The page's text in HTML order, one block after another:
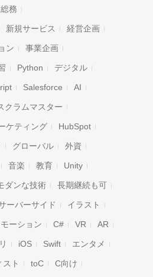
総務
新規サービス 経営企画
ン 事業企画
Python デジタル
Salesforce AI
クラムマスター
ケティング HubSpot
グローバル 外資
音楽 教育 Unity
ダンな技術 長期継続も可
ーバーサイド イラスト
ーション C# VR AR
iOS Swift エンタメ
スト toC C向け